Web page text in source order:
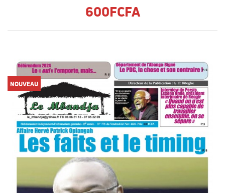
600FCFA
NOUVEAU